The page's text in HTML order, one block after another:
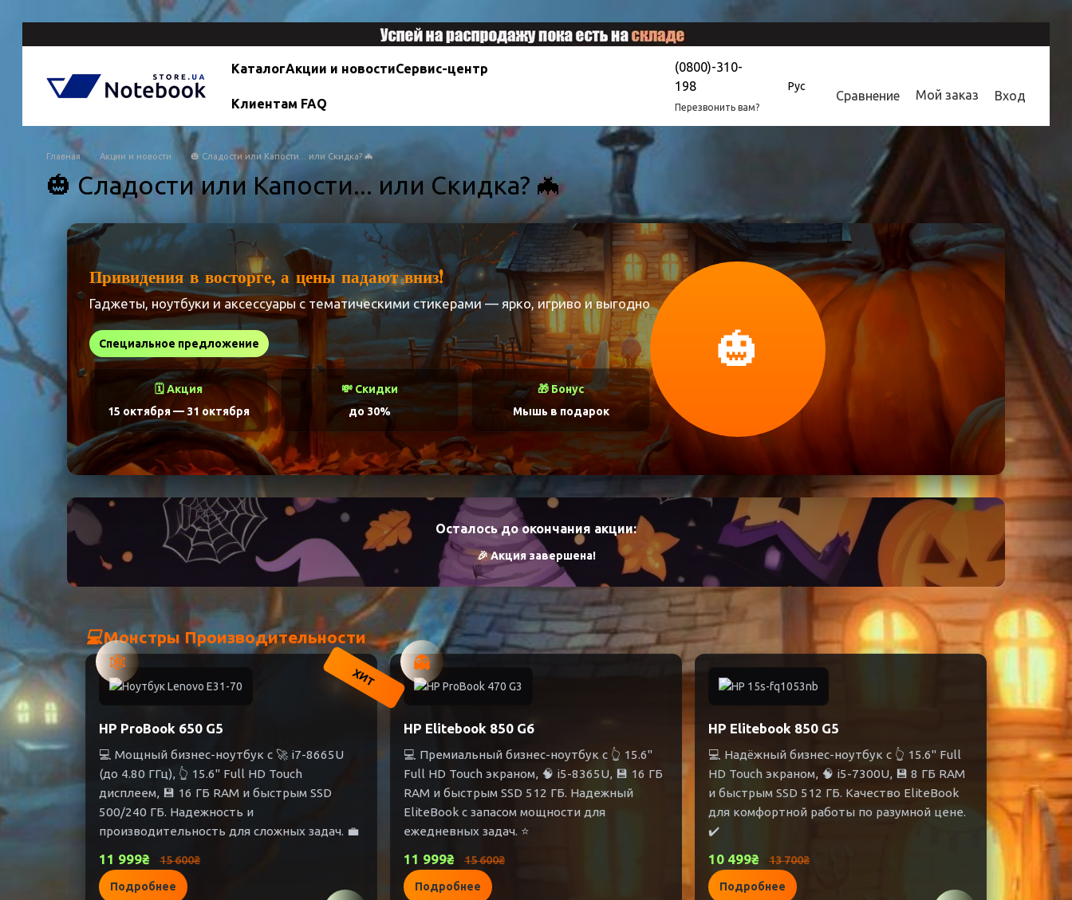
КаталогАкции и новостиСервис-центр
Клиентам FAQ
(0800)-310-
198
Перезвонить вам?
Рус
Сравнение Мой заказ Вход
Главная Акции и новости 🎃 Сладости или Капости... или Скидка? 🦇
🎃 Сладости или Капости... или Скидка? 🦇
Привидения в восторге, а цены падают вниз!
Гаджеты, ноутбуки и аксессуары с тематическими стикерами — ярко, игриво и выгодно
Специальное предложение
🗓️ Акция
15 октября— 31 октября
💸 Скидки
до 30%
🎁 Бонус
Мышь в подарок
🎃
Осталось до окончания акции:
🎉 Акция завершена!
💻Монстры Производительности
🕸️
ХИТ
HP ProBook 650 G5
💻 Мощный бизнес-ноутбук с 🚀 i7-8665U
(до 4.80 ГГц), 👆 15.6" Full HD Touch
дисплеем, 💾 16 ГБ RAM и быстрым SSD
500/240 ГБ. Надежность и
производительность для сложных задач. 💼
11 999₴ 15 600₴
Подробнее
👻
HP Elitebook 850 G6
💻 Премиальный бизнес-ноутбук с 👆 15.6"
Full HD Touch экраном, 🧠 i5-8365U, 💾 16 ГБ
RAM и быстрым SSD 512 ГБ. Надежный
EliteBook с запасом мощности для
ежедневных задач. ⭐
11 999₴ 15 600₴
Подробнее
HP Elitebook 850 G5
💻 Надёжный бизнес-ноутбук с 👆 15.6" Full
HD Touch экраном, 🧠 i5-7300U, 💾 8 ГБ RAM
и быстрым SSD 512 ГБ. Качество EliteBook
для комфортной работы по разумной цене.
✔️
10 499₴ 13 700₴
Подробнее